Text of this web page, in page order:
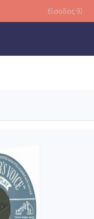
Είσοδος